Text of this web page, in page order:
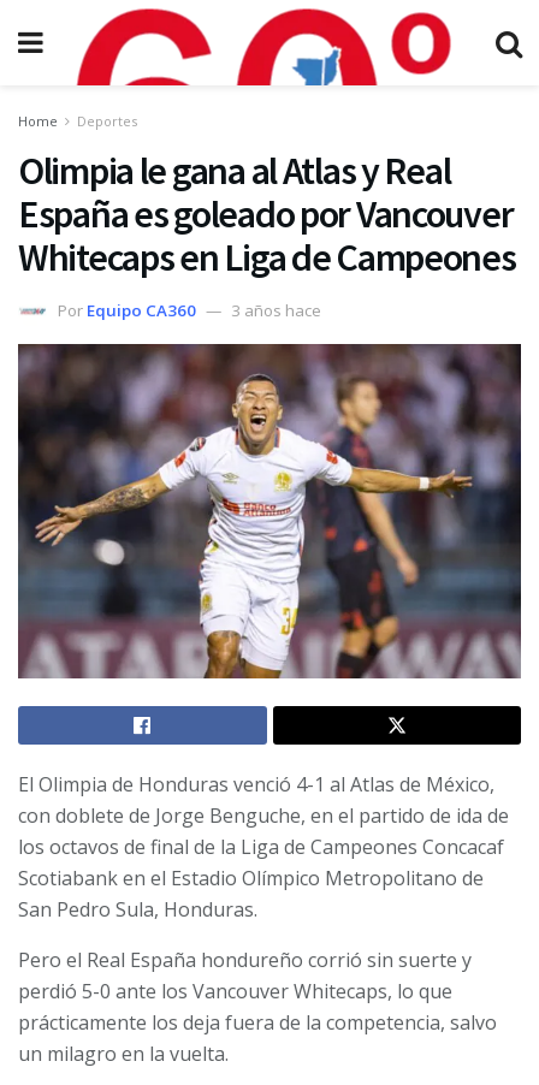
Home Deportes
Olimpia le gana al Atlas y Real
España es goleado por Vancouver
Whitecaps en Liga de Campeones
Por Equipo CA360 3 años hace
El Olimpia de Honduras venció 4-1 al Atlas de México,
con doblete de Jorge Benguche, en el partido de ida de
los octavos de final de la Liga de Campeones Concacaf
Scotiabank en el Estadio Olímpico Metropolitano de
San Pedro Sula, Honduras.
Pero el Real España hondureño corrió sin suerte y
perdió 5-0 ante los Vancouver Whitecaps, lo que
prácticamente los deja fuera de la competencia, salvo
un milagro en la vuelta.